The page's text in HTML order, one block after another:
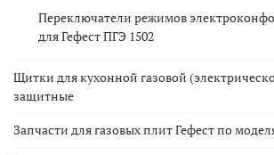
Переключатели режимов
для Гефест ПГЭ 1502
Щитки для кухонной газовой
защитные
Запчасти для газовых плит Гефест по